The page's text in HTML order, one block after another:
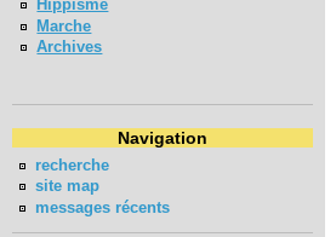
Hippisme
Marche
Archives
Navigation
recherche
site map
messages récents